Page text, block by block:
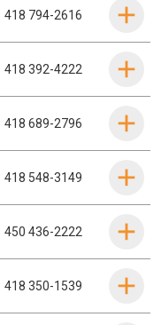
418 794-2616
418 392-4222
418 689-2796
418 548-3149
450 436-2222
418 350-1539